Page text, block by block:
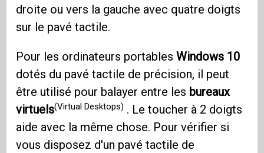
droite ou vers la gauche avec quatre doigts
sur le pavé tactile.
Pour les ordinateurs portablesWindows 10
dotés du pavé tactile de précision, il peut
être utilisé pour balayer entre les bureaux
virtuels(Virtual Desktops) . Le toucher à 2 doigts
aide avec la même chose. Pour vérifier si
vous disposez d'un pavé tactile de